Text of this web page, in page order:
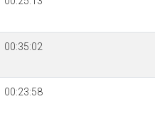
00:35:02
00:23:58